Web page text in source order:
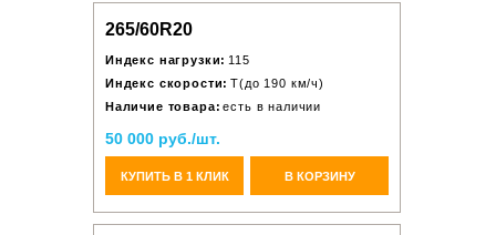
265/60R20
Индекс нагрузки: 115
Индекс скорости: T(до 190 км/ч)
Наличие товара: есть в наличии
50 000 руб./шт.
КУПИТЬ В 1 КЛИК В КОРЗИНУ